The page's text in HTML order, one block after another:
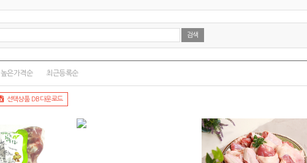
높은가격순 최근등록순
선택상품 DB다운로드